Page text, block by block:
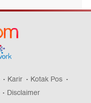
Karir
Kotak Pos
Disclaimer